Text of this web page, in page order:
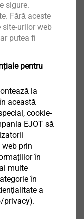
găurit din oțel
o strângere
mm
t/min.
sigure.
Fără aceste
site-urilor web
putea fi
pentru
la
această
cookie-
EJOT să
web prin
în
multe
în
a
privacy).